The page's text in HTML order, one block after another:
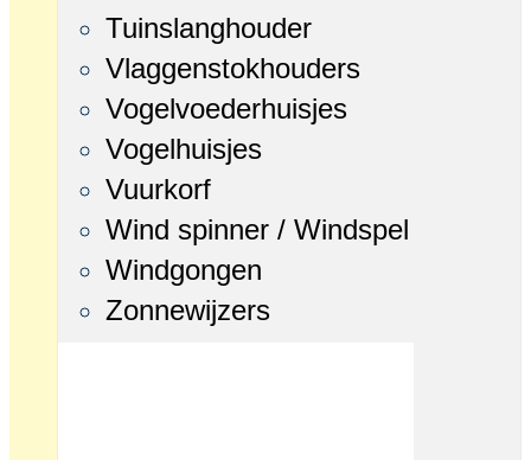
Tuinslanghouder
Vlaggenstokhouders
Vogelvoederhuisjes
Vogelhuisjes
Vuurkorf
Wind spinner / Windspel
Windgongen
Zonnewijzers